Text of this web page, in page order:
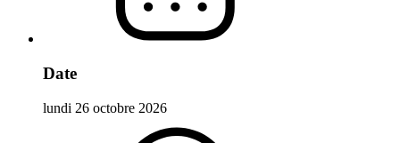
Date
lundi 26 octobre 2026